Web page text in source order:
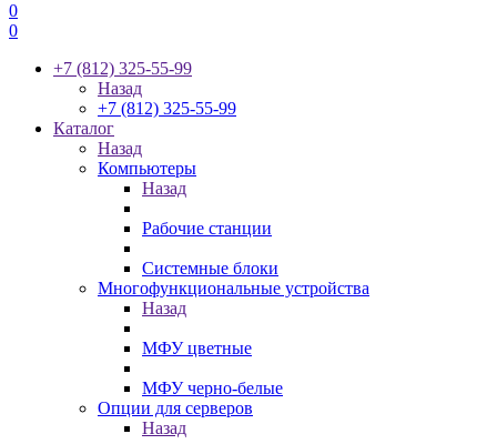
0
0
+7 (812) 325-55-99
Назад
+7 (812) 325-55-99
Каталог
Назад
Компьютеры
Назад
Рабочие станции
Системные блоки
Многофункциональные устройства
Назад
МФУ цветные
МФУ черно-белые
Опции для серверов
Назад